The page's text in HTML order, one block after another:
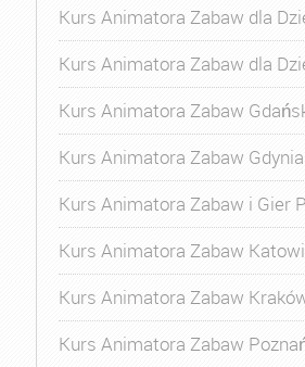
Kurs Animatora Zabaw dla
Kurs Animatora Zabaw dla
Kurs Animatora Zabaw
Kurs Animatora Zabaw Gdynia
Kurs Animatora Zabaw i Gier
Kurs Animatora Zabaw
Kurs Animatora Zabaw
Kurs Animatora Zabaw